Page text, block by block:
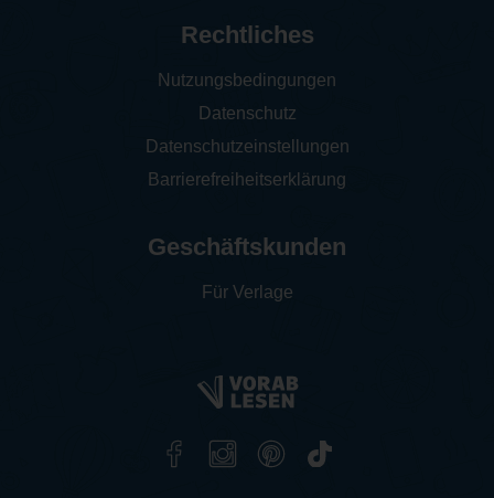
Rechtliches
Nutzungsbedingungen
Datenschutz
Datenschutzeinstellungen
Barrierefreiheitserklärung
Geschäftskunden
Für Verlage